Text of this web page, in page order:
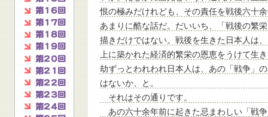
恨の極みだけれども、その責任を戦後六十
あまりに酷な話だ。だいいち、「戦後の繁
描きだけではない。戦後を生きた日本人は
上に築かれた経済的繁栄の恩恵をうけて生
劫ずっとわれわれ日本人は、あの「戦争」
はないか、と。
それはその通りです。
あの六十余年前に起きた忌まわしい「戦